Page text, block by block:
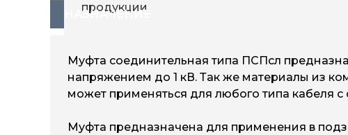
продукции.
НАЗНАЧЕНИЕ
Муфта соединительная типа ПСПсл
напряжением до 1 кВ. Так же материалы из
может применяться для любого типа кабеля
Муфта предназначена для применения в